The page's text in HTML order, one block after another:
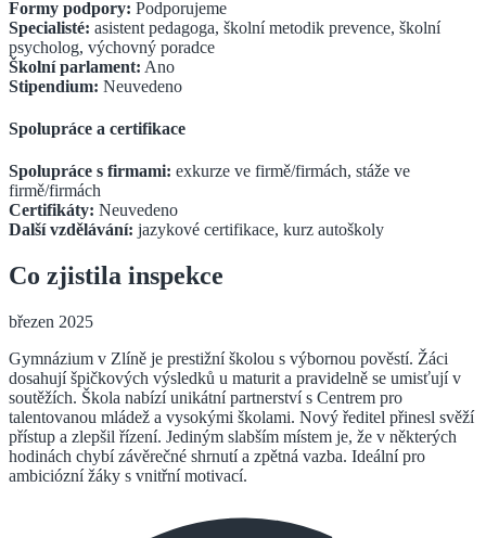
Formy podpory: Podporujeme
Specialisté: asistent pedagoga, školní metodik prevence, školní
psycholog, výchovný poradce
Školní parlament: Ano
Stipendium: Neuvedeno
Spolupráce a certifikace
Spolupráce s firmami: exkurze ve firmě/firmách, stáže ve
firmě/firmách
Certifikáty: Neuvedeno
Další vzdělávání: jazykové certifikace, kurz autoškoly
Co zjistila inspekce
březen 2025
Gymnázium v Zlíně je prestižní školou s výbornou pověstí. Žáci
dosahují špičkových výsledků u maturit a pravidelně se umisťují v
soutěžích. Škola nabízí unikátní partnerství s Centrem pro
talentovanou mládež a vysokými školami. Nový ředitel přinesl svěží
přístup a zlepšil řízení. Jediným slabším místem je, že v některých
hodinách chybí závěrečné shrnutí a zpětná vazba. Ideální pro
ambiciózní žáky s vnitřní motivací.